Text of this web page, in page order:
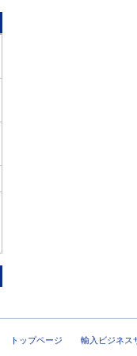
トップページ 輸入ビジネス